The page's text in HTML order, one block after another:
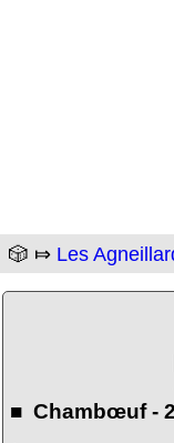
🎲 ⤇ Les
■ Chambœuf -